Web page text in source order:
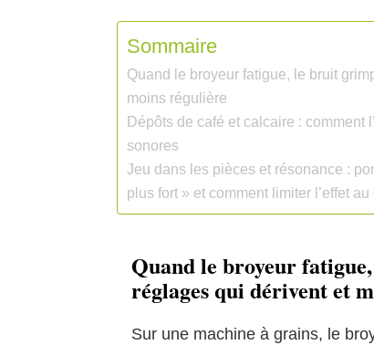
Sommaire
Quand le broyeur fatigue, le bruit
moins régulière
Dépôts de café et calcaire : comment
sonores
Jeu dans les pièces et résonance :
plus fort » et comment limiter l’effet
Quand le broyeur
réglages qui dérivent et
Sur une machine à grains, le